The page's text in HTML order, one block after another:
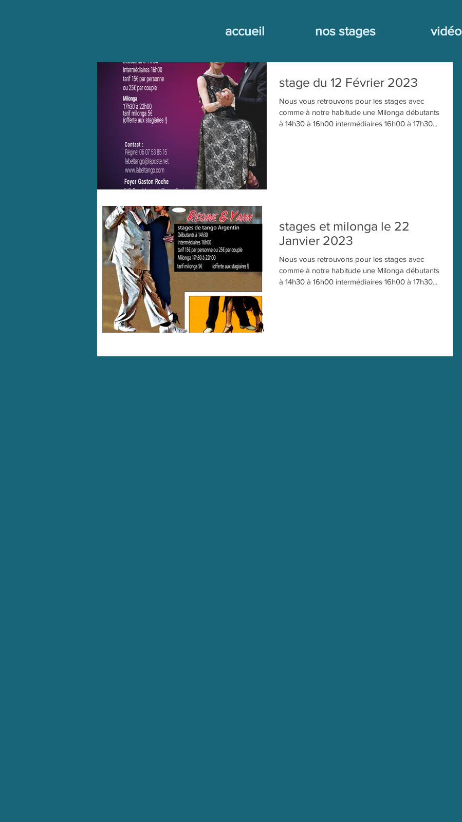
accueil nos stages vidéo
stage du 12 Février 2023
Nous vous retrouvons pour les stages avec
comme à notre habitude une Milonga débutants
à 14h30 à 16h00 intermédiaires 16h00 à 17h30...
stages et milonga le 22
Janvier 2023
Nous vous retrouvons pour les stages avec
comme à notre habitude une Milonga débutants
à 14h30 à 16h00 intermédiaires 16h00 à 17h30...